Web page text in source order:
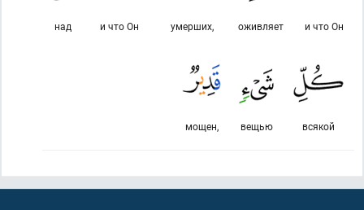
и что Он
оживляет
умерших,
и что Он
над
всякой
вещью
мощен,